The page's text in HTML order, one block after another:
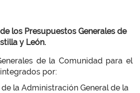
los Presupuestos Generales de
y León.
de la Comunidad para el
por:
la Administración General de la